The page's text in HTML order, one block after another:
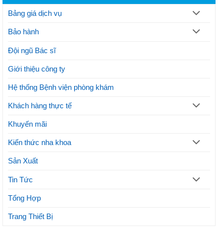
hiện
gì?
mỹ
Bảng giá dịch vụ
Bảo hành
Đội ngũ Bác sĩ
Giới thiệu công ty
Hệ thống Bệnh viện phòng khám
Khách hàng thực tế
Khuyến mãi
Kiến thức nha khoa
Sản Xuất
Tin Tức
Tổng Hợp
Trang Thiết Bị